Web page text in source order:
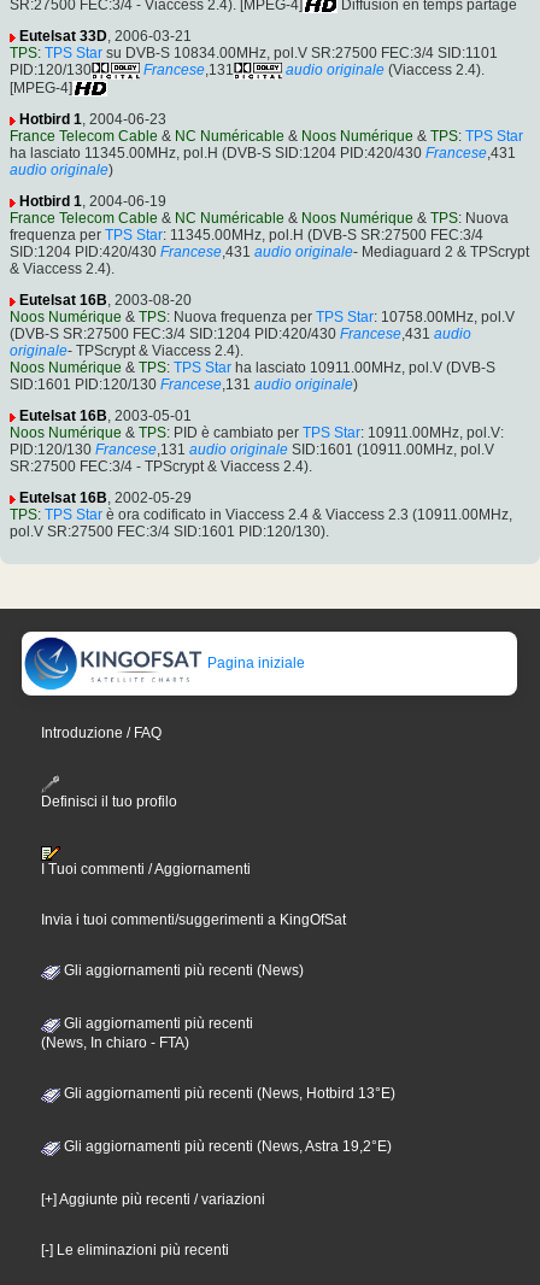
SR:27500 FEC:3/4 - Viaccess 2.4). [MPEG-4]
Diffusion en temps partagé
Eutelsat 33D, 2006-03-21
TPS: TPS Star su DVB-S 10834.00MHz, pol.V SR:27500 FEC:3/4 SID:1101
PID:120/130
Francese,131 audio originale (Viaccess 2.4).
[MPEG-4]
Hotbird 1, 2004-06-23
France Telecom Cable & NC Numéricable & Noos Numérique & TPS: TPS Star
ha lasciato 11345.00MHz, pol.H (DVB-S SID:1204 PID:420/430 Francese,431
audio originale)
Hotbird 1, 2004-06-19
France Telecom Cable & NC Numéricable & Noos Numérique & TPS: Nuova
frequenza per TPS Star: 11345.00MHz, pol.H (DVB-S SR:27500 FEC:3/4
SID:1204 PID:420/430 Francese,431 audio originale- Mediaguard 2 & TPScrypt
& Viaccess 2.4).
Eutelsat 16B, 2003-08-20
Noos Numérique & TPS: Nuova frequenza per TPS Star: 10758.00MHz, pol.V
(DVB-S SR:27500 FEC:3/4 SID:1204 PID:420/430 Francese,431 audio
originale- TPScrypt & Viaccess 2.4).
Noos Numérique & TPS: TPS Star ha lasciato 10911.00MHz, pol.V (DVB-S
SID:1601 PID:120/130 Francese,131 audio originale)
Eutelsat 16B, 2003-05-01
Noos Numérique & TPS: PID è cambiato per TPS Star: 10911.00MHz, pol.V:
PID:120/130 Francese,131 audio originale SID:1601 (10911.00MHz, pol.V
SR:27500 FEC:3/4 - TPScrypt & Viaccess 2.4).
Eutelsat 16B, 2002-05-29
TPS: TPS Star è ora codificato in Viaccess 2.4 & Viaccess 2.3 (10911.00MHz,
pol.V SR:27500 FEC:3/4 SID:1601 PID:120/130).
Pagina iniziale
Introduzione / FAQ
Definisci il tuo profilo
I Tuoi commenti / Aggiornamenti
Invia i tuoi commenti/suggerimenti a KingOfSat
Gli aggiornamenti più recenti (News)
Gli aggiornamenti più recenti
(News, In chiaro - FTA)
Gli aggiornamenti più recenti (News, Hotbird 13°E)
Gli aggiornamenti più recenti (News, Astra 19,2°E)
[+] Aggiunte più recenti / variazioni
[-] Le eliminazioni più recenti